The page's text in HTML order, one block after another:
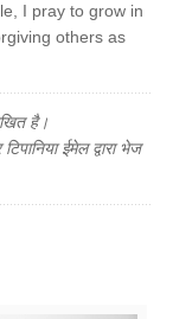
I pray to grow in
others as
है।
ईमेल द्वारा भेज